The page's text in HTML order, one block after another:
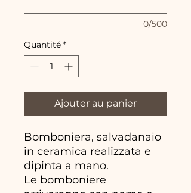
0/500
Quantité *
Ajouter au panier
Bomboniera, salvadanaio
in ceramica realizzata e
dipinta a mano.
Le bomboniere